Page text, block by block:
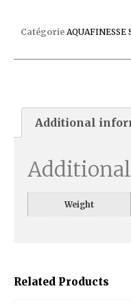
Related Products
Catégorie AQUAFINESSE
Additional
Weight